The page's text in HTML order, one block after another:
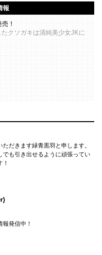
報
！
クソガキは清純美少女JKに
だきます緑青黒羽と申します。
でも引き出せるように頑張ってい
発信中！